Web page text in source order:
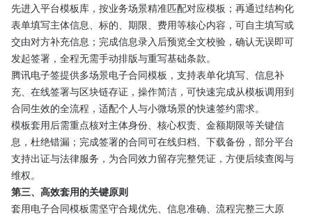
先进入平台模板库，按业务场景精准匹配对应模板；再通过结构化
表单填写主体信息、标的、期限、费用等核心内容，可自主填写或
交由对方补充信息；完成信息录入后预览全文校验，确认无误即可
发起签署，全程无需手动排版与重写基础条款。
腾讯电子签提供多场景电子合同模板，支持表单化填写、信息补
充、在线签署与区块链存证，操作简洁，可快速完成从模板调用到
合同生效的全流程，适配个人与小微场景的快速签约需求。
模板套用后需重点核对主体身份、核心权责、金额期限等关键信
息，杜绝错漏；完成签署的合同可在线归档、下载备份，部分平台
支持出证与法律服务，为合同效力留存完整凭证，方便后续查阅与
维权。
第三、高效套用的关键原则
套用电子合同模板需坚守合规优先、信息准确、流程完整三大原